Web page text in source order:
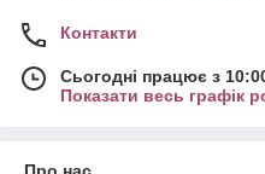
Контакти
Сьогодні працює з
Показати весь графік